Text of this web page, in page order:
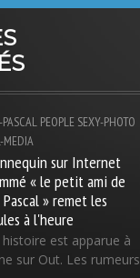
PEOPLE SEXY-PHOTO
MEDIA
sur Internet
« le petit ami de
» remet les
à l'heure
est apparue à
sur Out. Les rumeurs